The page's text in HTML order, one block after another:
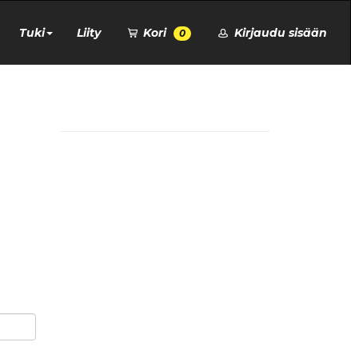
Tuki Liity Kori 0 Kirjaudu sisään